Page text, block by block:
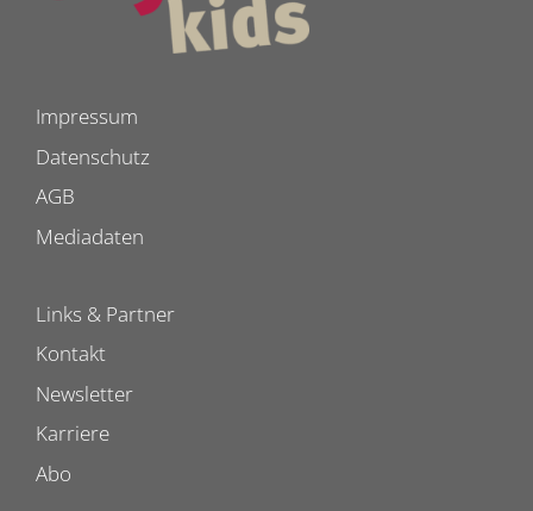
Impressum
Datenschutz
AGB
Mediadaten
Links & Partner
Kontakt
Newsletter
Karriere
Abo